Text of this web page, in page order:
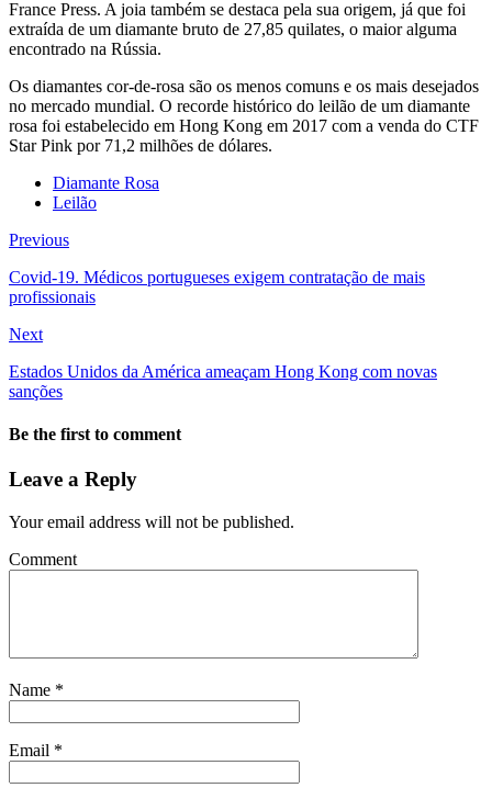
France Press. A joia também se destaca pela sua origem, já que foi
extraída de um diamante bruto de 27,85 quilates, o maior alguma
encontrado na Rússia.
Os diamantes cor-de-rosa são os menos comuns e os mais desejados
no mercado mundial. O recorde histórico do leilão de um diamante
rosa foi estabelecido em Hong Kong em 2017 com a venda do CTF
Star Pink por 71,2 milhões de dólares.
Diamante Rosa
Leilão
Previous
Covid-19. Médicos portugueses exigem contratação de mais
profissionais
Next
Estados Unidos da América ameaçam Hong Kong com novas
sanções
Be the first to comment
Leave a Reply
Your email address will not be published.
Comment
Name *
Email *